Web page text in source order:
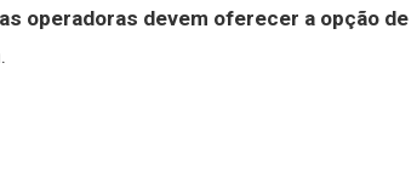
operadoras devem oferecer a opção de
.